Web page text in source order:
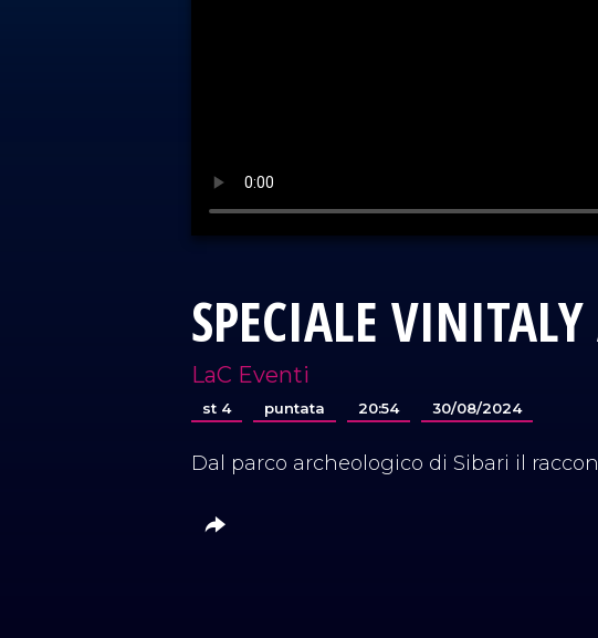
SPECIALE
LaC Eventi
st 4 puntata 20:54 30/08/2024
Dal parco archeologico di Sibari il